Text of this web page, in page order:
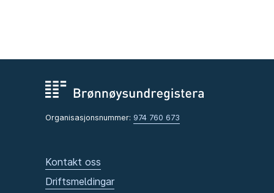
Organisasjonsnummer: 974 760 673
Kontakt oss
Driftsmeldingar